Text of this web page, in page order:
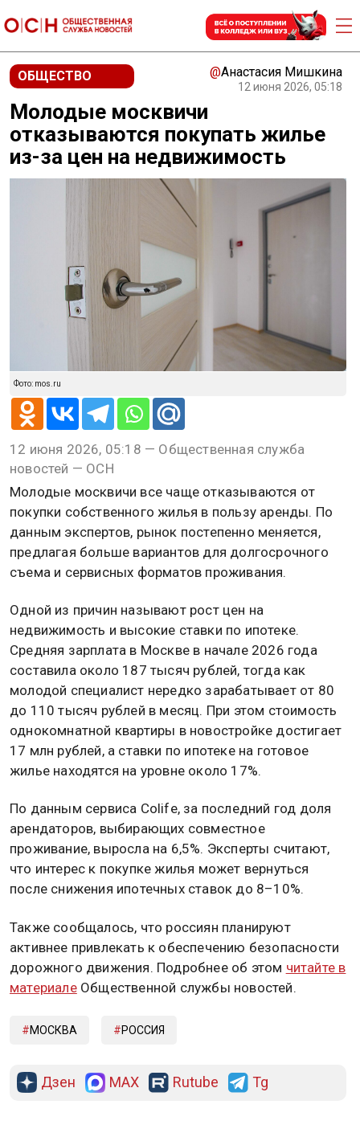
ОБЩЕСТВО @Анастасия Мишкина
12 июня 2026, 05:18
Молодые москвичи
отказываются покупать жилье
из-за цен на недвижимость
Фото: mos.ru
12 июня 2026, 05:18 — Общественная служба
новостей — ОСН
Молодые москвичи все чаще отказываются от
покупки собственного жилья в пользу аренды. По
данным экспертов, рынок постепенно меняется,
предлагая больше вариантов для долгосрочного
съема и сервисных форматов проживания.
Одной из причин называют рост цен на
недвижимость и высокие ставки по ипотеке.
Средняя зарплата в Москве в начале 2026 года
составила около 187 тысяч рублей, тогда как
молодой специалист нередко зарабатывает от 80
до 110 тысяч рублей в месяц. При этом стоимость
однокомнатной квартиры в новостройке достигает
17 млн рублей, а ставки по ипотеке на готовое
жилье находятся на уровне около 17%.
По данным сервиса Colife, за последний год доля
арендаторов, выбирающих совместное
проживание, выросла на 6,5%. Эксперты считают,
что интерес к покупке жилья может вернуться
после снижения ипотечных ставок до 8–10%.
Также сообщалось, что россиян планируют
активнее привлекать к обеспечению безопасности
дорожного движения. Подробнее об этом читайте в
материалеОбщественной службы новостей.
МОСКВА РОССИЯ
Дзен MAX Rutube Tg